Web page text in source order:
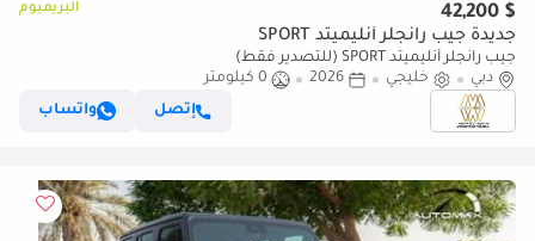
$ 42,200 البريميوم
جديدة جيب رانجلر أنليميتد SPORT
جيب رانجلر أنليميتد SPORT (للتصدير فقط)
دبي
خليجي 2026
0 كيلومتر
إتصل
واتساب